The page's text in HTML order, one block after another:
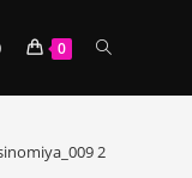
0 TOGGLE
WEBSITE
2